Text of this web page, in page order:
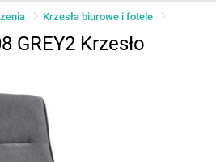
Krzesła biurowe i fotele
GREY2 Krzesło